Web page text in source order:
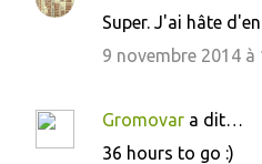
Super. J'ai hâte
9 novembre 2014 à
Gromovar a dit…
36 hours to go :)